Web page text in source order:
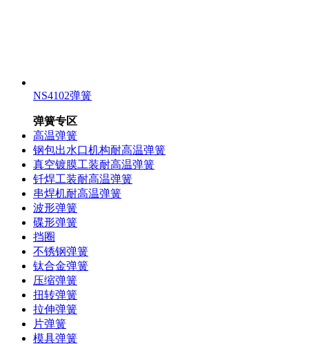
NS4102弹簧
弹簧专区
高温弹簧
钢包出水口机构耐高温弹簧
真空镀膜工装耐高温弹簧
钎焊工装耐高温弹簧
串焊机耐高温弹簧
波形弹簧
碟形弹簧
挡圈
不锈钢弹簧
钛合金弹簧
压缩弹簧
扭转弹簧
拉伸弹簧
片弹簧
模具弹簧